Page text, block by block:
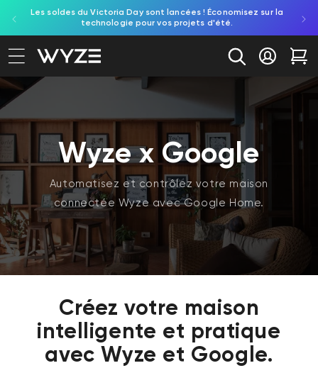
au contenu
d'accessibilité
Les soldes du Victoria Day sont lancées ! Économisez sur la
technologie pour vos projets d'été.
Se
Wyze x Google
Automatisez et contrôlez votre maison
connectée Wyze avec Google Home.
Créez votre maison
intelligente et pratique
avec Wyze et Google.